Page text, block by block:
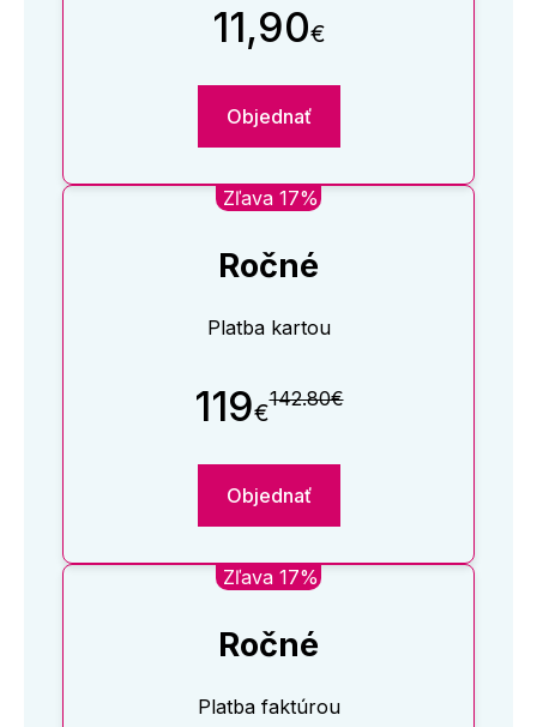
11,90€
Objednať
Zľava 17%
Ročné
Platba kartou
119€142.80€
Objednať
Zľava 17%
Ročné
Platba faktúrou